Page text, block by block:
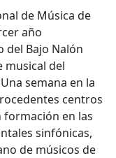
de Música de
año
del Bajo Nalón
musical del
semana en la
centros
formación en las
sinfónicas,
de músicos de